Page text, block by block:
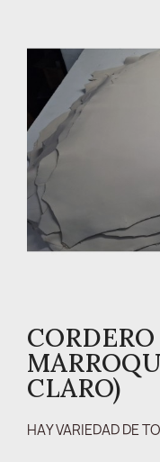
CORDERO
CLARO)
HAY VARIEDAD DE